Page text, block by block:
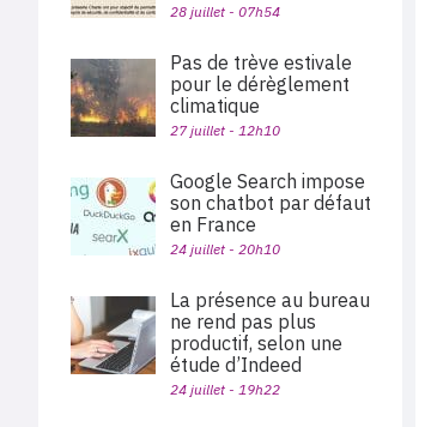
28 juillet - 07h54
Pas de trève estivale
pour le dérèglement
climatique
27 juillet - 12h10
Google Search impose
son chatbot par défaut
en France
24 juillet - 20h10
La présence au bureau
ne rend pas plus
productif, selon une
étude d’Indeed
24 juillet - 19h22